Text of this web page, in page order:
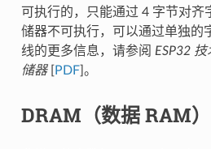
可执行的，只能通过 4 字节对齐
储器不可执行，可以通过单独的
线的更多信息，请参阅 ESP32
储器[ PDF]。
DRAM（数据 RAM）